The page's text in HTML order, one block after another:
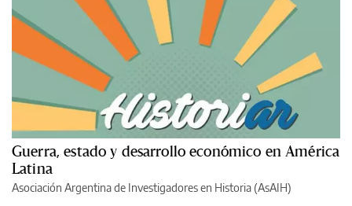
Guerra, estado y desarrollo económico en América
Latina
Asociación Argentina de Investigadores en Historia (AsAIH)